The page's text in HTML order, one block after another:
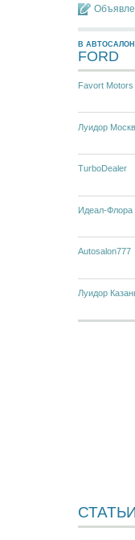
В
FORD
Favort Motors
Луидор
TurboDealer
Идеал-Флора
Autosalon777
Луидор